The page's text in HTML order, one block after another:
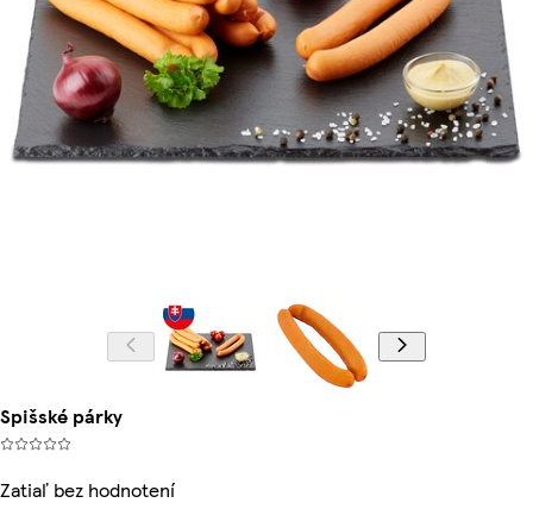
Spišské párky
Zatiaľ bez hodnotení